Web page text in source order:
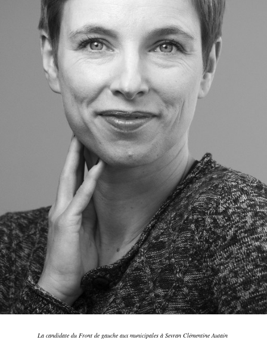
La candidate du Front de gauche aux municipales à Sevran Clémentine Autain